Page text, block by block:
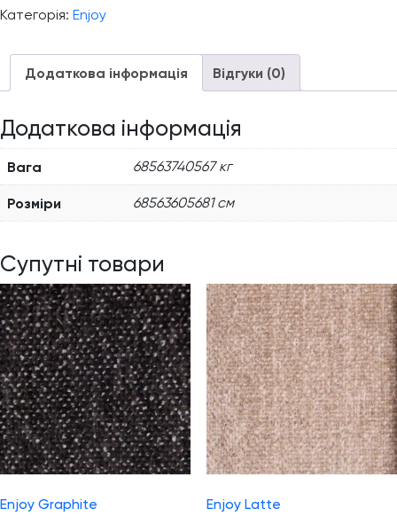
Категорія: Enjoy
Додаткова інформація Відгуки (0)
Додаткова інформація
Вага 68563740567 кг
Розміри 68563605681 см
Супутні товари
Enjoy Graphite Enjoy Latte